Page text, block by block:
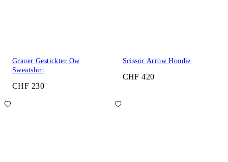
Grauer Gestickter Ow
Sweatshirt
CHF 230
Scissor Arrow Hoodie
CHF 420